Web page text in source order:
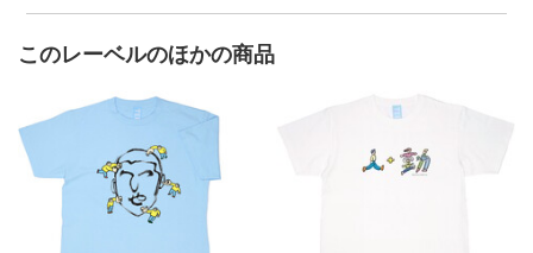
このレーベルのほかの商品